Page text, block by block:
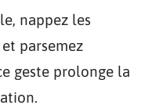
nappez les
parsemez
geste prolonge la